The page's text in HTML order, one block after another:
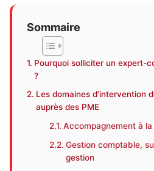
Sommaire
Pourquoi solliciter un expert-
?
Les domaines d’intervention
auprès des PME
Accompagnement à
Gestion comptable,
gestion